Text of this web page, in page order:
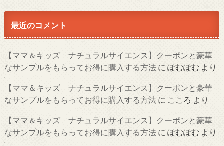
最近のコメント
【ママ＆キッズ ナチュラルサイエンス】クーポンと豪華
なサンプルをもらってお得に購入する方法に ぽむぽむ より
【ママ＆キッズ ナチュラルサイエンス】クーポンと豪華
なサンプルをもらってお得に購入する方法に こころ より
【ママ＆キッズ ナチュラルサイエンス】クーポンと豪華
なサンプルをもらってお得に購入する方法に ぽむぽむ より